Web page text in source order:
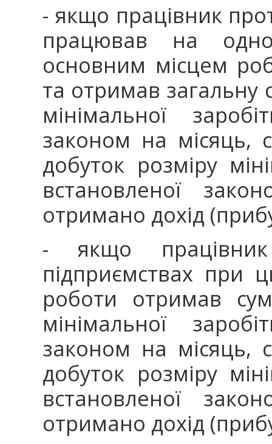
- якщо працівник
працював на
основним місцем
та отримав загальну
мінімальної
законом на місяць,
добуток розміру
встановленої
отримано дохід
- якщо
підприємствах при
роботи отримав
мінімальної
законом на місяць,
добуток розміру
встановленої
отримано дохід